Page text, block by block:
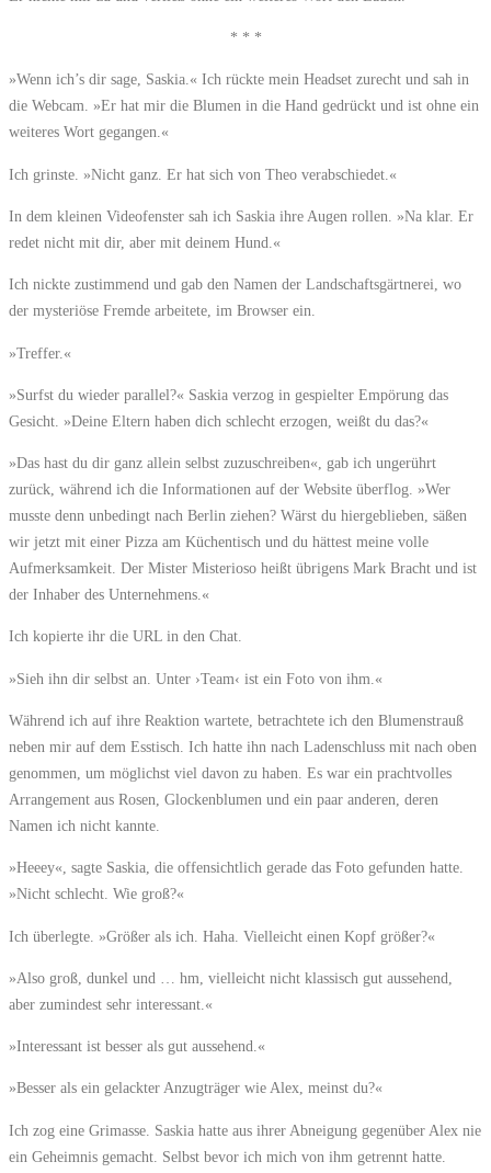
* * *
»Wenn ich’s dir sage, Saskia.« Ich rückte mein Headset zurecht und sah in
die Webcam. »Er hat mir die Blumen in die Hand gedrückt und ist ohne ein
weiteres Wort gegangen.«
Ich grinste. »Nicht ganz. Er hat sich von Theo verabschiedet.«
In dem kleinen Videofenster sah ich Saskia ihre Augen rollen. »Na klar. Er
redet nicht mit dir, aber mit deinem Hund.«
Ich nickte zustimmend und gab den Namen der Landschaftsgärtnerei, wo
der mysteriöse Fremde arbeitete, im Browser ein.
»Treffer.«
»Surfst du wieder parallel?« Saskia verzog in gespielter Empörung das
Gesicht. »Deine Eltern haben dich schlecht erzogen, weißt du das?«
»Das hast du dir ganz allein selbst zuzuschreiben«, gab ich ungerührt
zurück, während ich die Informationen auf der Website überflog. »Wer
musste denn unbedingt nach Berlin ziehen? Wärst du hiergeblieben, säßen
wir jetzt mit einer Pizza am Küchentisch und du hättest meine volle
Aufmerksamkeit. Der Mister Misterioso heißt übrigens Mark Bracht und ist
der Inhaber des Unternehmens.«
Ich kopierte ihr die URL in den Chat.
»Sieh ihn dir selbst an. Unter ›Team‹ ist ein Foto von ihm.«
Während ich auf ihre Reaktion wartete, betrachtete ich den Blumenstrauß
neben mir auf dem Esstisch. Ich hatte ihn nach Ladenschluss mit nach oben
genommen, um möglichst viel davon zu haben. Es war ein prachtvolles
Arrangement aus Rosen, Glockenblumen und ein paar anderen, deren
Namen ich nicht kannte.
»Heeey«, sagte Saskia, die offensichtlich gerade das Foto gefunden hatte.
»Nicht schlecht. Wie groß?«
Ich überlegte. »Größer als ich. Haha. Vielleicht einen Kopf größer?«
»Also groß, dunkel und … hm, vielleicht nicht klassisch gut aussehend,
aber zumindest sehr interessant.«
»Interessant ist besser als gut aussehend.«
»Besser als ein gelackter Anzugträger wie Alex, meinst du?«
Ich zog eine Grimasse. Saskia hatte aus ihrer Abneigung gegenüber Alex nie
ein Geheimnis gemacht. Selbst bevor ich mich von ihm getrennt hatte.